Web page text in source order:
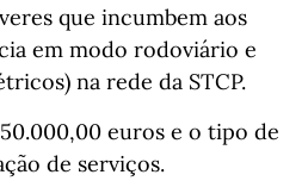
que incumbem aos
em modo rodoviário e
na rede da STCP.
euros e o tipo de
de serviços.